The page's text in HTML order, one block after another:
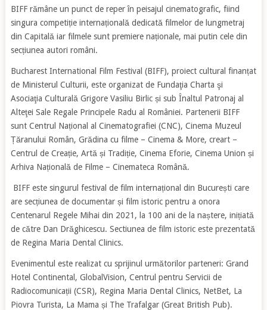
BIFF rămâne un punct de reper în peisajul cinematografic, fiind
singura competiție internațională dedicată filmelor de lungmetraj
din Capitală iar filmele sunt premiere naționale, mai putin cele din
secțiunea autori români.
Bucharest International Film Festival (BIFF), proiect cultural finanțat
de Ministerul Culturii, este organizat de Fundaţia Charta şi
Asociaţia Culturală Grigore Vasiliu Birlic și sub Înaltul Patronaj al
Alteţei Sale Regale Principele Radu al României. Partenerii BIFF
sunt Centrul Național al Cinematografiei (CNC), Cinema Muzeul
Țăranului Român, Grădina cu filme – Cinema & More, creart –
Centrul de Creație, Artă și Tradiție, Cinema Eforie, Cinema Union și
Arhiva Națională de Filme – Cinemateca Română.
BIFF este singurul festival de film internațional din București care
are secțiunea de documentar și film istoric pentru a onora
Centenarul Regele Mihai din 2021, la 100 ani de la naștere, inițiată
de către Dan Drăghicescu. Sectiunea de film istoric este prezentată
de Regina Maria Dental Clinics.
Evenimentul este realizat cu sprijinul următorilor parteneri: Grand
Hotel Continental, GlobalVision, Centrul pentru Servicii de
Radiocomunicații (CSR), Regina Maria Dental Clinics, NetBet, La
Piovra Turista, La Mama și The Trafalgar (Great British Pub).